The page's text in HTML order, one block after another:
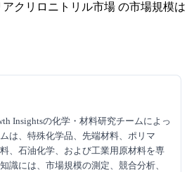
クリロニトリル市場 の市場規模
Insightsの化学・材料研究チームによっ
は、特殊化学品、先端材料、ポリマ
、石油化学、および工業用原材料を専
識には、市場規模の測定、競合分析、